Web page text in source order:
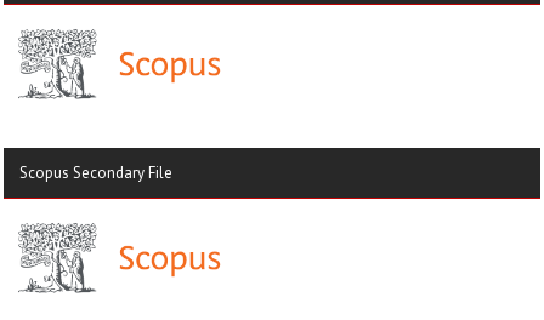
Scopus Secondary File